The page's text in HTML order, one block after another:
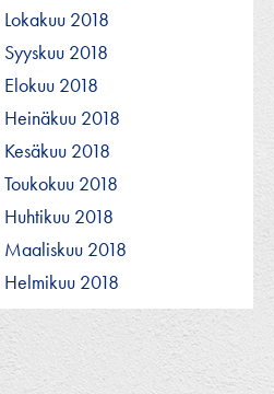
Lokakuu 2018
Syyskuu 2018
Elokuu 2018
Heinäkuu 2018
Kesäkuu 2018
Toukokuu 2018
Huhtikuu 2018
Maaliskuu 2018
Helmikuu 2018